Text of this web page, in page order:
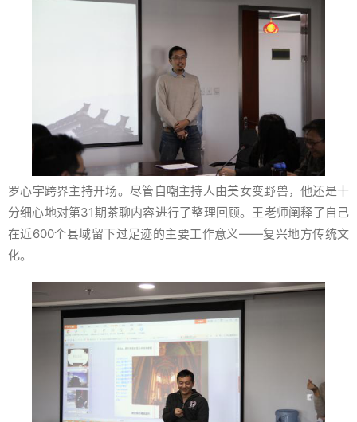
罗心宇跨界主持开场。尽管自嘲主持人由美女变野兽，他还是十
分细心地对第31期茶聊内容进行了整理回顾。王老师阐释了自己
在近600个县域留下过足迹的主要工作意义——复兴地方传统文
化。